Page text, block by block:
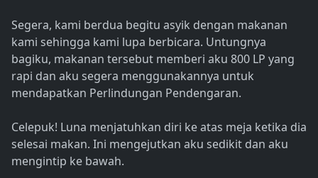
Segera, kami berdua begitu asyik dengan makanan
kami sehingga kami lupa berbicara. Untungnya
bagiku, makanan tersebut memberi aku 800 LP yang
rapi dan aku segera menggunakannya untuk
mendapatkan Perlindungan Pendengaran.
Celepuk! Luna menjatuhkan diri ke atas meja ketika dia
selesai makan. Ini mengejutkan aku sedikit dan aku
mengintip ke bawah.